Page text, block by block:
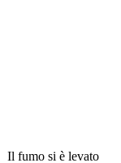
Il fumo si è levato